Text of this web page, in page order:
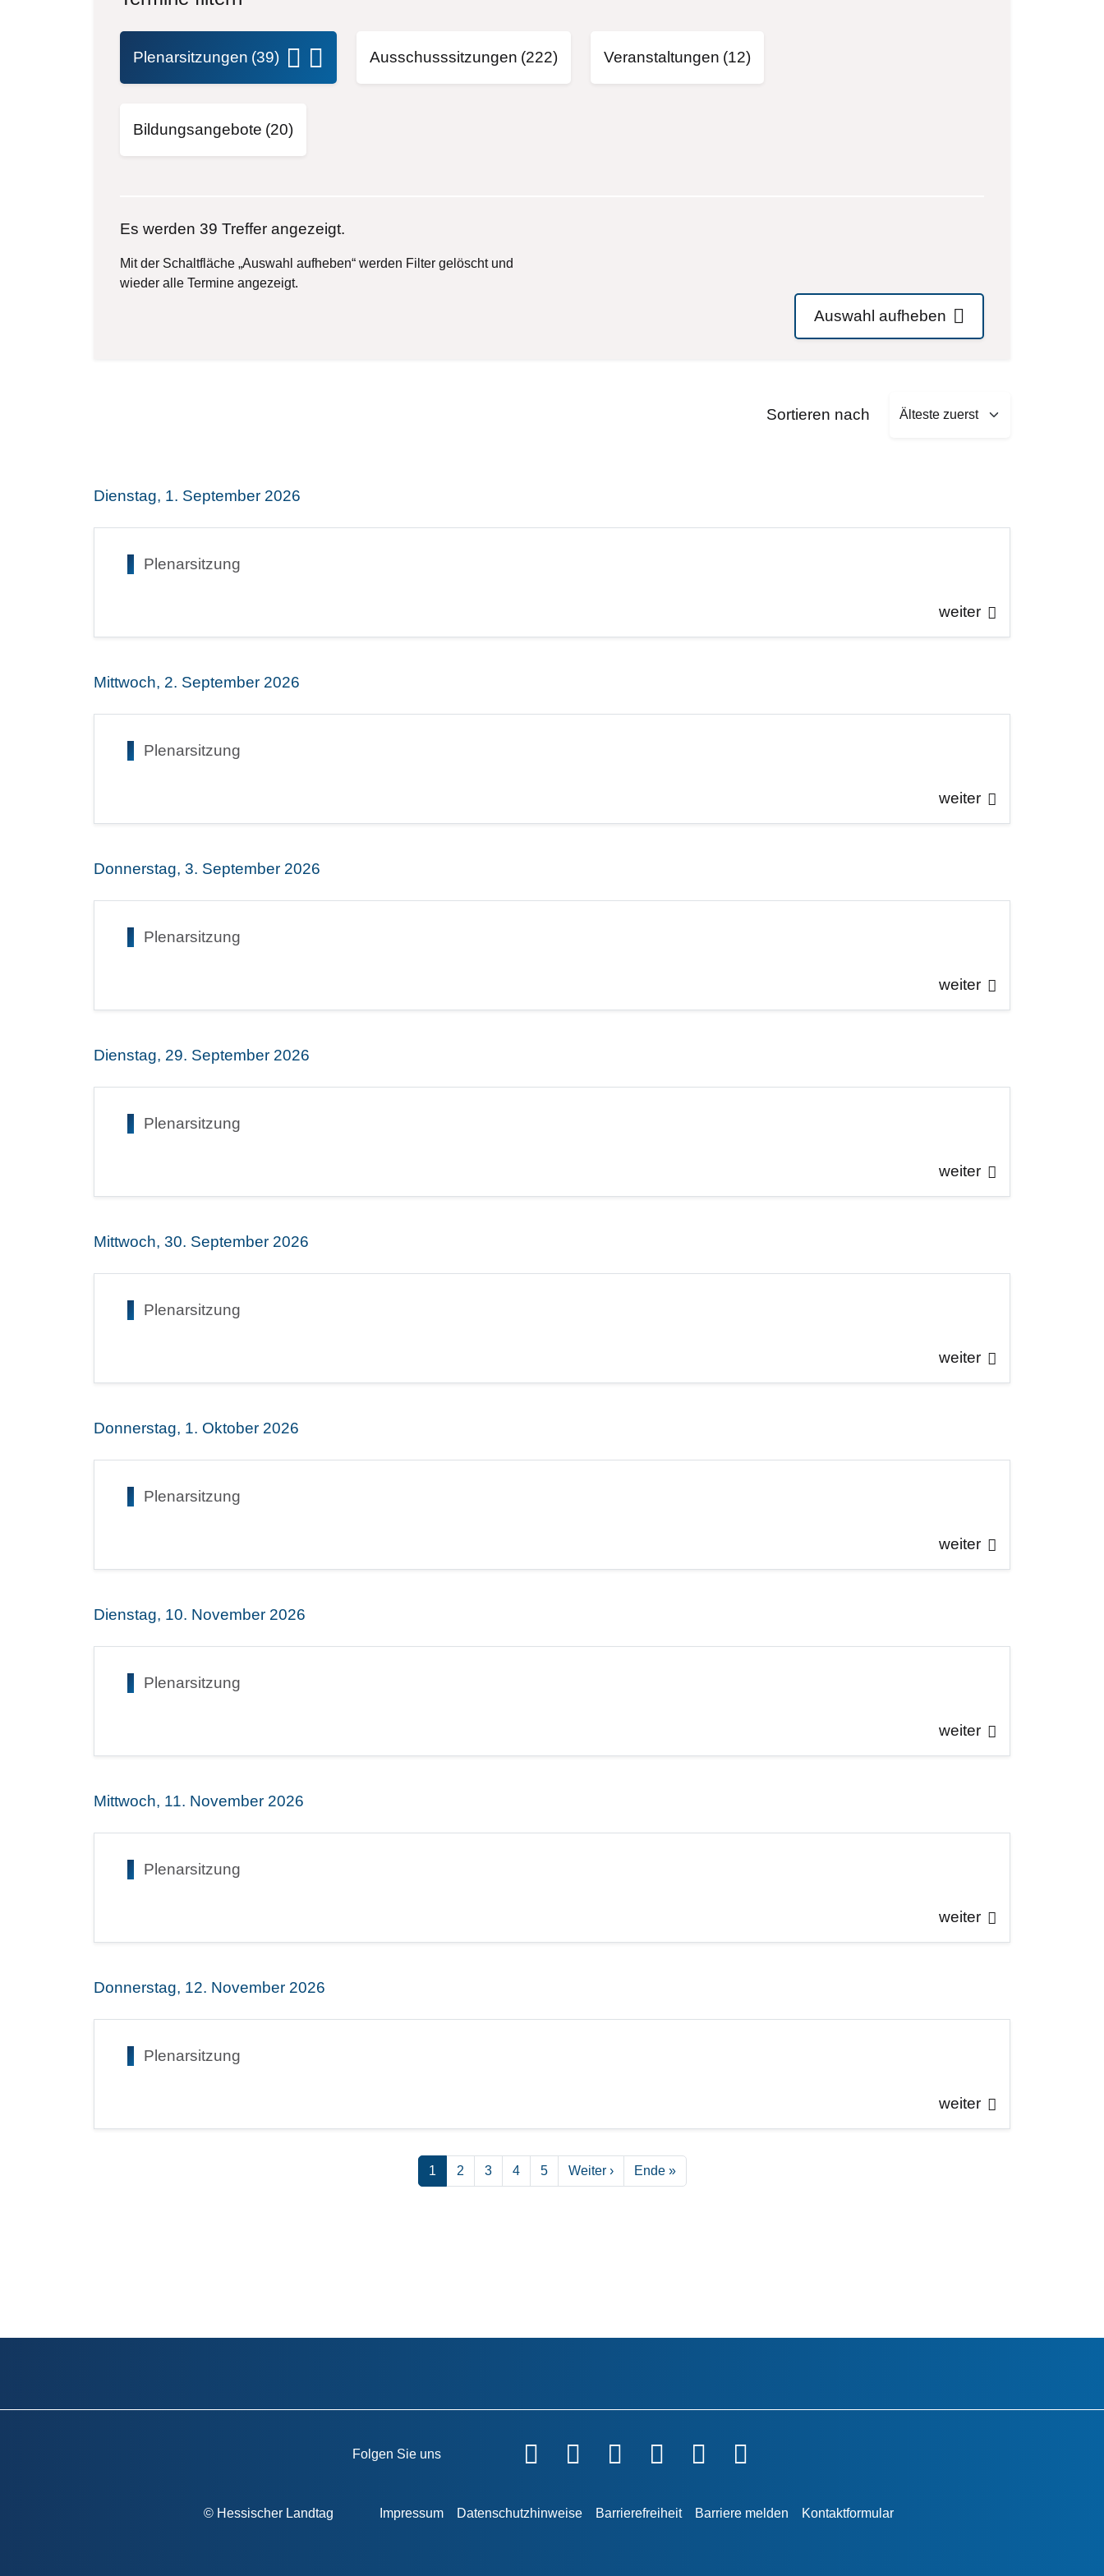
Plenarsitzungen (39) Ausschusssitzungen (222) Veranstaltungen (12)
Bildungsangebote (20)
Es werden 39 Treffer angezeigt.
Mit der Schaltfläche „Auswahl aufheben“ werden Filter gelöscht und
wieder alle Termine angezeigt.
Auswahl aufheben
Sortieren nach
Dienstag, 1. September 2026
Plenarsitzung
weiter
Mittwoch, 2. September 2026
Plenarsitzung
weiter
Donnerstag, 3. September 2026
Plenarsitzung
weiter
Dienstag, 29. September 2026
Plenarsitzung
weiter
Mittwoch, 30. September 2026
Plenarsitzung
weiter
Donnerstag, 1. Oktober 2026
Plenarsitzung
weiter
Dienstag, 10. November 2026
Plenarsitzung
weiter
Mittwoch, 11. November 2026
Plenarsitzung
weiter
Donnerstag, 12. November 2026
Plenarsitzung
weiter
Seite
1 Seite
2 Seite
3 Seite
4 Seite
5 Nächste Seite
Weiter › Letzte Seite
Ende »
Folgen Sie uns
© Hessischer Landtag Impressum Datenschutzhinweise Barrierefreiheit Barriere melden Kontaktformular